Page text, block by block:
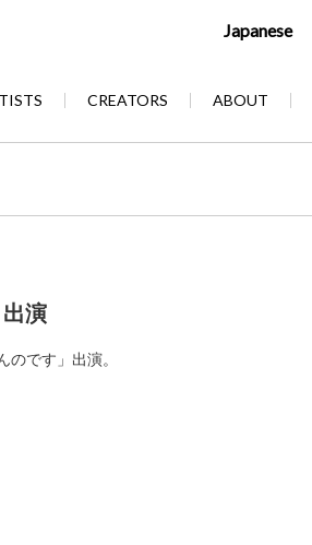
Japanese
CREATORS ABOUT
演
です」出演。